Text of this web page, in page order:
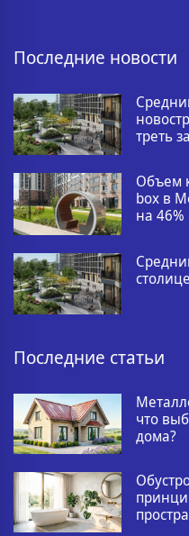
Последние новости
треть
Объем
box в
на 46%
Последние статьи
что
дома?